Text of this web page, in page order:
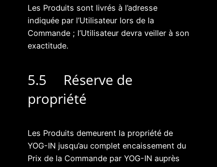
Les Produits sont livrés à l’adresse
indiquée par l’Utilisateur lors de la
Commande ; l’Utilisateur devra veiller à son
exactitude.
5.5 Réserve de
propriété
Les Produits demeurent la propriété de
YOG-IN jusqu’au complet encaissement du
Prix de la Commande par YOG-IN auprès